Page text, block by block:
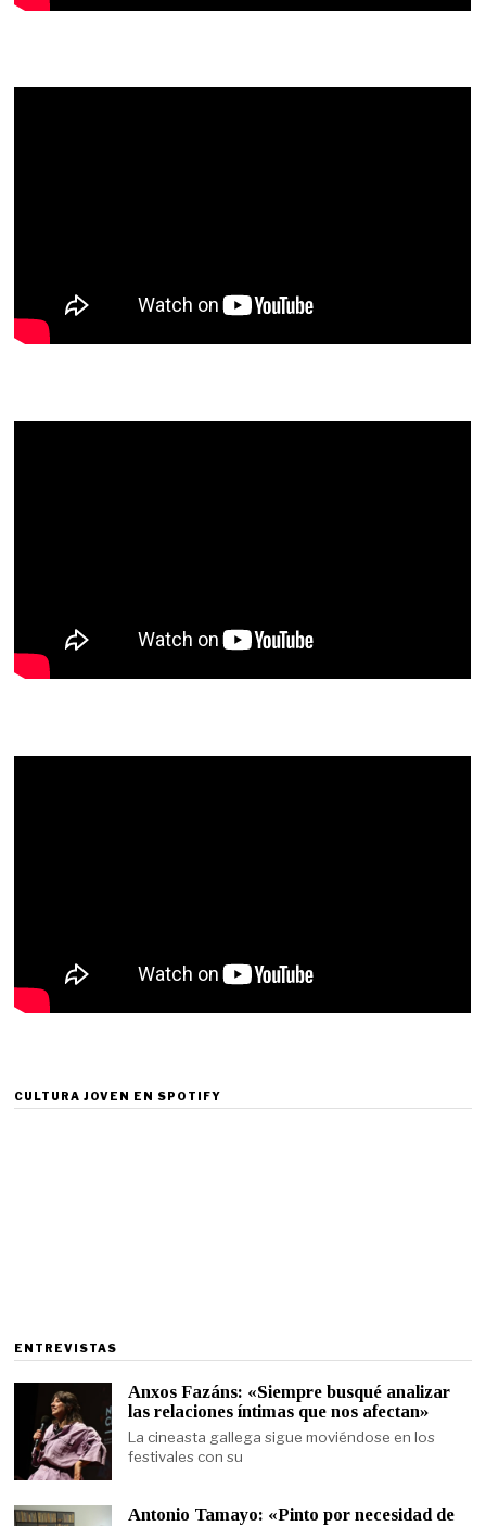
CULTURA JOVEN EN SPOTIFY
ENTREVISTAS
Anxos Fazáns: «Siempre busqué analizar
las relaciones íntimas que nos afectan»
La cineasta gallega sigue moviéndose en los
festivales con su
Antonio Tamayo: «Pinto por necesidad de